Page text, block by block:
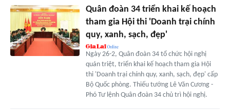
Quân đoàn 34 triển khai kế hoạch
tham gia Hội thi 'Doanh trại chính
quy, xanh, sạch, đẹp'
Ngày 26-2, Quân đoàn 34 tổ chức hội nghị
quán triệt, triển khai kế hoạch tham gia Hội
thi 'Doanh trại chính quy, xanh, sạch, đẹp' cấp
Bộ Quốc phòng. Thiếu tướng Lê Văn Cương -
Phó Tư lệnh Quân đoàn 34 chủ trì hội nghị.